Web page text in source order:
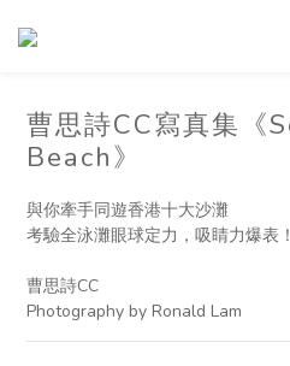
曹思詩CC寫真集《
Beach》
與你牽手同遊香港十大沙灘
考驗全泳灘眼球定力，吸睛力爆表！
曹思詩CC
Photography by Ronald Lam